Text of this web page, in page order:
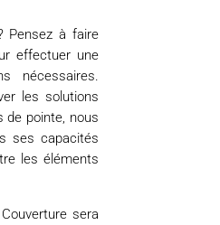
Pensez à faire
effectuer une
nécessaires.
les solutions
de pointe, nous
ses capacités
les éléments
sera